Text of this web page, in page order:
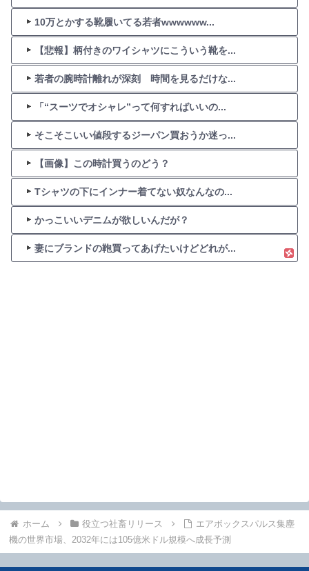
10万とかする靴履いてる若者wwwwww...
【悲報】柄付きのワイシャツにこういう靴を...
若者の腕時計離れが深刻 時間を見るだけな...
「“スーツでオシャレ”って何すればいいの...
そこそこいい値段するジーパン買おうか迷っ...
【画像】この時計買うのどう？
Tシャツの下にインナー着てない奴なんなの...
かっこいいデニムが欲しいんだが？
妻にブランドの鞄買ってあげたいけどどれが...
ホーム 役立つ社畜リリース
エアボックスパルス集塵
機の世界市場、2032年には105億米ドル規模へ成長予測